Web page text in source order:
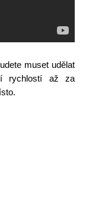
muset udělat
rychlostí až za